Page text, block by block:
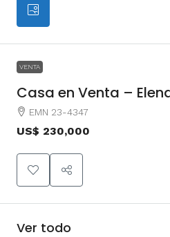
VENTA
Casa en Venta –
EMN 23-4347
US$ 230,000
Ver todo